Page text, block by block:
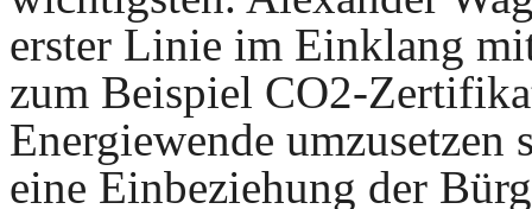
erster Linie im Einklang
zum Beispiel CO2-
Energiewende
eine Einbeziehung der